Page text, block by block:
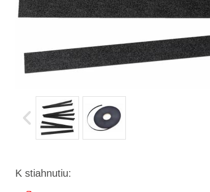
K stiahnutiu: